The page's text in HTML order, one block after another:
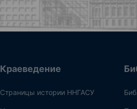
Краеведение
Страницы истории ННГАСУ